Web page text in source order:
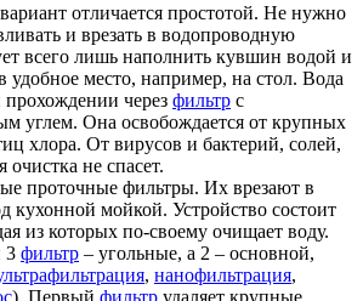
отличается простотой. Не нужно
и врезать в водопроводную
всего лишь наполнить кувшин водой и
удобное место, например, на стол. Вода
через фильтр с
углем. Она освобождается от крупных
хлора. От вирусов и бактерий, солей,
очистка не спасет.
проточные фильтры. Их врезают в
кухонной мойкой. Устройство состоит
из которых по-своему очищает воду.
3 фильтр – угольные, а 2 – основной,
, нанофильтрация,
). Первый фильтр удаляет крупные